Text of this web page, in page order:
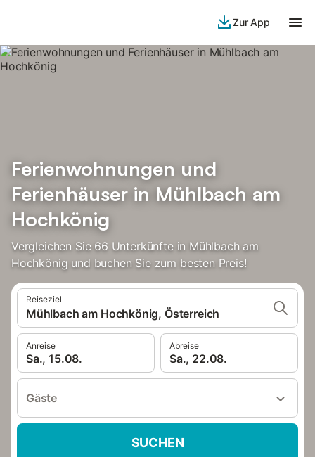
Zur App
Ferienwohnungen und
Ferienhäuser in Mühlbach am
Hochkönig
Vergleichen Sie 66 Unterkünfte in Mühlbach am
Hochkönig und buchen Sie zum besten Preis!
Reiseziel
Mühlbach am Hochkönig, Österreich
Anreise
Sa., 15.08.
Abreise
Sa., 22.08.
Gäste
SUCHEN